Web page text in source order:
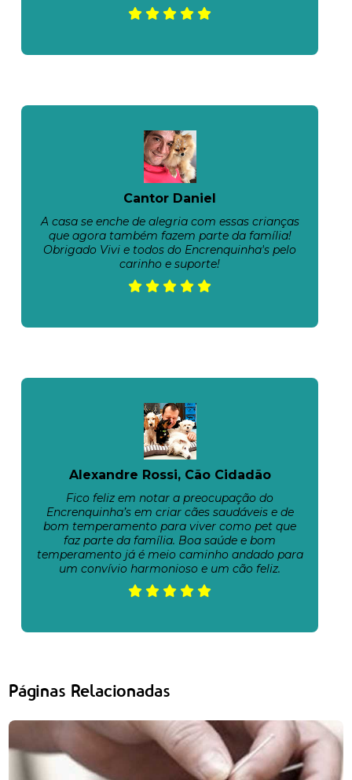
Cantor Daniel
A casa se enche de alegria com essas crianças
que agora também fazem parte da família!
Obrigado Vivi e todos do Encrenquinha's pelo
carinho e suporte!
Alexandre Rossi, Cão Cidadão
Fico feliz em notar a preocupação do
Encrenquinha’s em criar cães saudáveis e de
bom temperamento para viver como pet que
faz parte da família. Boa saúde e bom
temperamento já é meio caminho andado para
um convívio harmonioso e um cão feliz.
Páginas Relacionadas